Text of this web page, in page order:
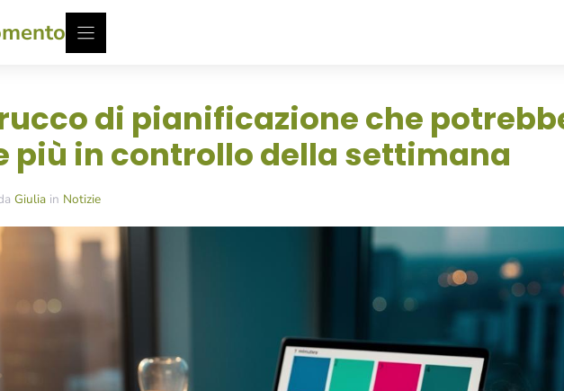
di pianificazione che
più in controllo della settimana
Giulia in Notizie